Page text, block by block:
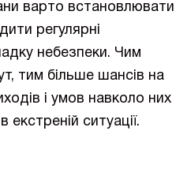
варто встановлювати
регулярні
небезпеки. Чим
тим більше шансів на
і умов навколо них
ситуації.